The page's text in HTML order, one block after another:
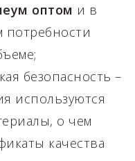
оптом и в
потребности
безопасность –
используются
о чем
качества